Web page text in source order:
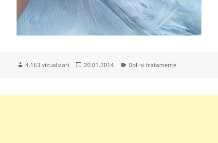
4.163 vizualizari
Publicat
20.01.2014 Categorii
Boli si tratamente